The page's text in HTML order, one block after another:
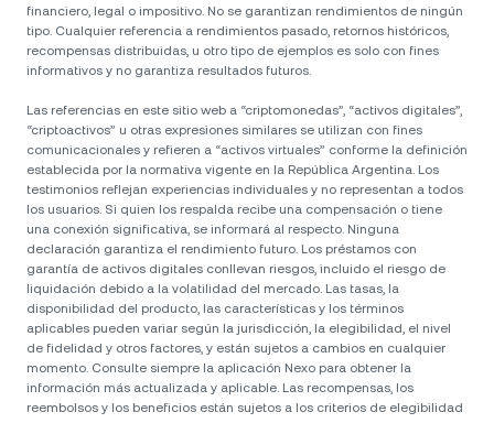
financiero, legal o impositivo. No se garantizan rendimientos de ningún
tipo. Cualquier referencia a rendimientos pasado, retornos históricos,
recompensas distribuidas, u otro tipo de ejemplos es solo con fines
informativos y no garantiza resultados futuros.
Las referencias en este sitio web a “criptomonedas”, “activos digitales”,
“criptoactivos” u otras expresiones similares se utilizan con fines
comunicacionales y refieren a “activos virtuales” conforme la definición
establecida por la normativa vigente en la República Argentina. Los
testimonios reflejan experiencias individuales y no representan a todos
los usuarios. Si quien los respalda recibe una compensación o tiene
una conexión significativa, se informará al respecto. Ninguna
declaración garantiza el rendimiento futuro. Los préstamos con
garantía de activos digitales conllevan riesgos, incluido el riesgo de
liquidación debido a la volatilidad del mercado. Las tasas, la
disponibilidad del producto, las características y los términos
aplicables pueden variar según la jurisdicción, la elegibilidad, el nivel
de fidelidad y otros factores, y están sujetos a cambios en cualquier
momento. Consulte siempre la aplicación Nexo para obtener la
información más actualizada y aplicable. Las recompensas, los
reembolsos y los beneficios están sujetos a los criterios de elegibilidad